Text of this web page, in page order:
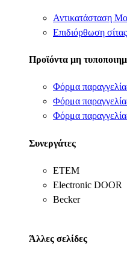
Αντικατάσταση
Επιδιόρθωση σίτας
Προϊόντα μη
Φόρμα
Φόρμα
Φόρμα
Συνεργάτες
ΕΤΕΜ
Electronic DOOR
Becker
Άλλες σελίδες